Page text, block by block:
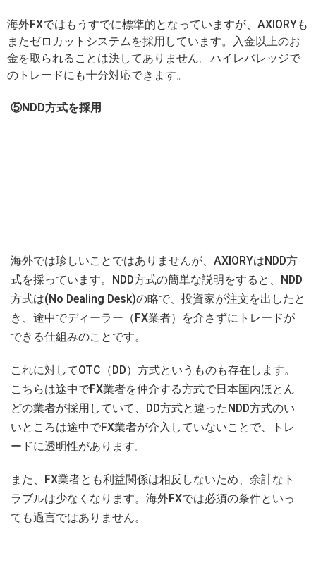
海外FXではもうすでに標準的となっていますが、AXIORYも
またゼロカットシステムを採用しています。入金以上のお
金を取られることは決してありません。ハイレバレッジで
のトレードにも十分対応できます。
⑤NDD方式を採用
海外では珍しいことではありませんが、AXIORYはNDD方
式を採っています。NDD方式の簡単な説明をすると、NDD
方式は(No Dealing Desk)の略で、投資家が注文を出したと
き、途中でディーラー（FX業者）を介さずにトレードが
できる仕組みのことです。
これに対してOTC（DD）方式というものも存在します。
こちらは途中でFX業者を仲介する方式で日本国内ほとん
どの業者が採用していて、DD方式と違ったNDD方式のい
いところは途中でFX業者が介入していないことで、トレ
ードに透明性があります。
また、FX業者とも利益関係は相反しないため、余計なト
ラブルは少なくなります。海外FXでは必須の条件といっ
ても過言ではありません。